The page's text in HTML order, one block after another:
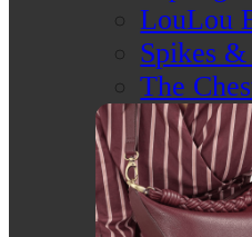
LouLou
Spikes
The